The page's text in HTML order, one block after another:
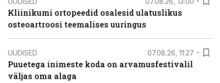
Kliinikumi ortopeedid osalesid ulatuslikus
osteoartroosi teemalises uuringus
UUDISED 07.08.26, 11:27
Puuetega inimeste koda on arvamusfestivalil
väljas oma alaga